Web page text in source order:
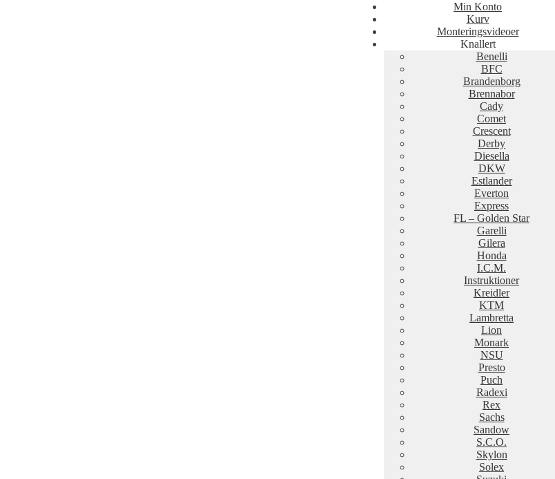
Min Konto
Kurv
Monteringsvideoer
Knallert
Benelli
BFC
Brandenborg
Brennabor
Cady
Comet
Crescent
Derby
Diesella
DKW
Estlander
Everton
Express
FL – Golden Star
Garelli
Gilera
Honda
I.C.M.
Instruktioner
Kreidler
KTM
Lambretta
Lion
Monark
NSU
Presto
Puch
Radexi
Rex
Sachs
Sandow
S.C.O.
Skylon
Solex